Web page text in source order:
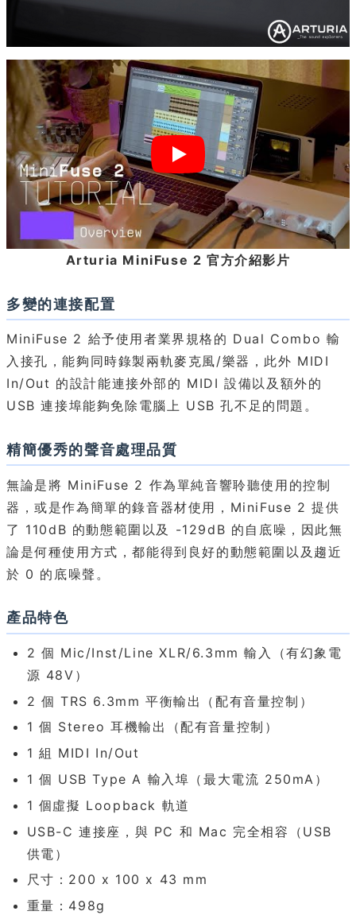
Arturia MiniFuse 2 官方介紹影片
多變的連接配置
MiniFuse 2 給予使用者業界規格的 Dual Combo 輸
入接孔，能夠同時錄製兩軌麥克風/樂器，此外 MIDI
In/Out 的設計能連接外部的 MIDI 設備以及額外的
USB 連接埠能夠免除電腦上 USB 孔不足的問題。
精簡優秀的聲音處理品質
無論是將 MiniFuse 2 作為單純音響聆聽使用的控制
器，或是作為簡單的錄音器材使用，MiniFuse 2 提供
了 110dB 的動態範圍以及 -129dB 的自底噪，因此無
論是何種使用方式，都能得到良好的動態範圍以及趨近
於 0 的底噪聲。
產品特色
2 個 Mic/Inst/Line XLR/6.3mm 輸入（有幻象電
源 48V）
2 個 TRS 6.3mm 平衡輸出（配有音量控制）
1 個 Stereo 耳機輸出（配有音量控制）
1 組 MIDI In/Out
1 個 USB Type A 輸入埠（最大電流 250mA）
1 個虛擬 Loopback 軌道
USB-C 連接座，與 PC 和 Mac 完全相容（USB
供電）
尺寸：200 x 100 x 43 mm
重量：498g